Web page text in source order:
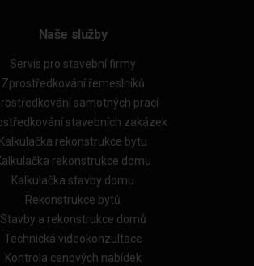
Naše služby
Servis pro stavební firmy
Zprostředkování řemeslníků
samotných prací
stavebních zakázek
Kalkulačka rekonstrukce bytu
rekonstrukce domu
Kalkulačka stavby domu
Rekonstrukce bytů
Stavby a rekonstrukce domů
Technická videokonzultace
Kontrola cenových nabídek